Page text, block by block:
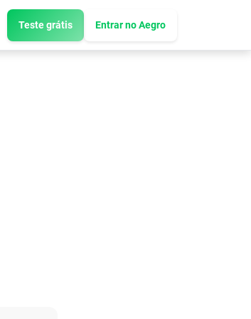
Teste grátis Entrar no Aegro